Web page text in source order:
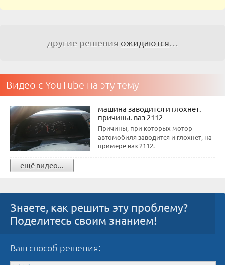
другие решения ожидаются
Видео с YouTube на эту тему
машина заводится и глохнет.
причины. ваз 2112
Причины, при которых мотор
автомобиля заводится и глохнет, на
примере ваз 2112.
ещё видео...
Знаете, как решить эту проблему?
Поделитесь своим знанием!
Ваш способ решения: